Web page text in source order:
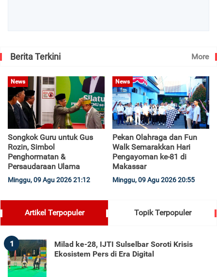
Berita Terkini More
News
Songkok Guru untuk Gus
Rozin, Simbol
Penghormatan &
Persaudaraan Ulama
Minggu, 09 Agu 2026 21:12
News
Pekan Olahraga dan Fun
Walk Semarakkan Hari
Pengayoman ke-81 di
Makassar
Minggu, 09 Agu 2026 20:55
Artikel Terpopuler Topik Terpopuler
1
Milad ke-28, IJTI Sulselbar Soroti Krisis
Ekosistem Pers di Era Digital